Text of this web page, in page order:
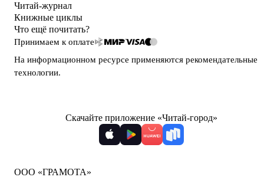
Читай-журнал
Книжные циклы
Что ещё почитать?
Принимаем к оплате
На информационном ресурсе применяются рекомендательные
технологии.
Скачайте приложение «Читай-город»
ООО «ГРАМОТА»